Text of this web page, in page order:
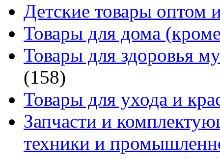
Детские товары оптом
Товары для дома
Товары для здоровья
(158)
Товары для ухода и
Запчасти и
техники и